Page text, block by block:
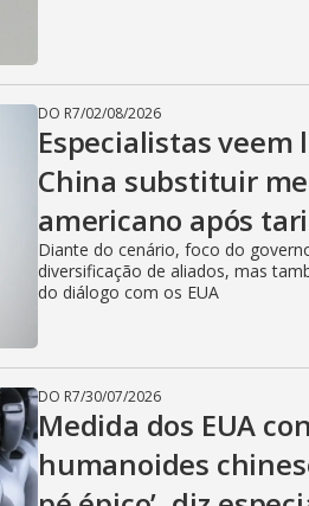
DO R7/02/08/2026
Especialistas veem
China substituir
americano após
Diante do cenário, foco do
diversificação de aliados, mas
do diálogo com os EUA
DO R7/30/07/2026
Medida dos EUA
humanoides